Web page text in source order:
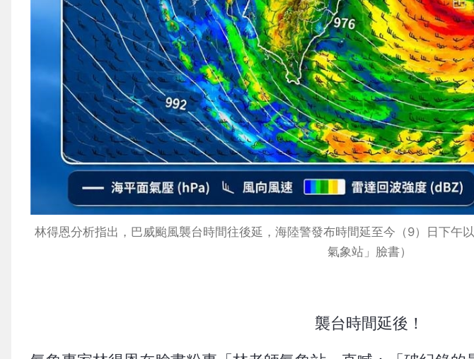
林得恩分析指出，巴威颱風襲台時間往後延，海陸警發布時間延至今（9）日下午
氣象站」臉書）
襲台時間延後！